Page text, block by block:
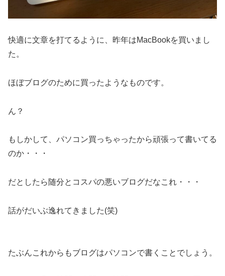
快適に文章を打てるように、昨年はMacBookを買いまし
た。
ほぼブログのために買ったようなものです。
ん？
もしかして、パソコン買っちゃったから頑張って書いてる
のか・・・
だとしたら随分とコスパの悪いブログだなこれ・・・
話がだいぶ逸れてきました(笑)
たぶんこれからもブログはパソコンで書くことでしょう。